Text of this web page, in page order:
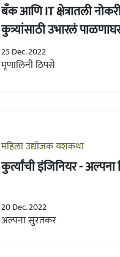
बँक आणि IT क्षेत्रातली
कुत्र्यांसाठी उभारलं
25 Dec. 2022
मृणालिनी ठिपसे
महिला उद्योजक यशकथा
कुर्त्यांची इंजिनियर - अल्पना
20 Dec. 2022
अल्पना सुरतकर